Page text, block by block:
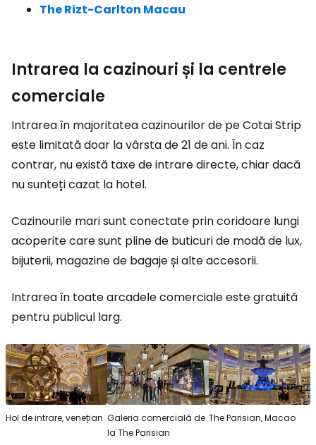
The Rizt-Carlton Macau
Intrarea la cazinouri și la centrele
comerciale
Intrarea în majoritatea cazinourilor de pe Cotai Strip
este limitată doar la vârsta de 21 de ani. În caz
contrar, nu există taxe de intrare directe, chiar dacă
nu sunteți cazat la hotel.
Cazinourile mari sunt conectate prin coridoare lungi
acoperite care sunt pline de buticuri de modă de lux,
bijuterii, magazine de bagaje și alte accesorii.
Intrarea în toate arcadele comerciale este gratuită
pentru publicul larg.
Hol de intrare, venețian Galeria comercială de
la The Parisian
The Parisian, Macao